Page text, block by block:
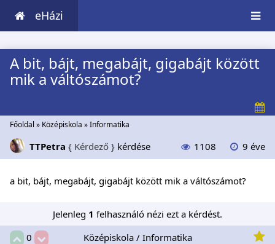
eHázi
A bit, bájt, megabájt, gigabájt között
mik a váltószámot?
Főoldal » Középiskola »Informatika
TTPetra { Kérdező } kérdése 1108 9 éve
a bit, bájt, megabájt, gigabájt között mik a váltószámot?
Jelenleg 1 felhasználó nézi ezt a kérdést.
0
Középiskola / Informatika